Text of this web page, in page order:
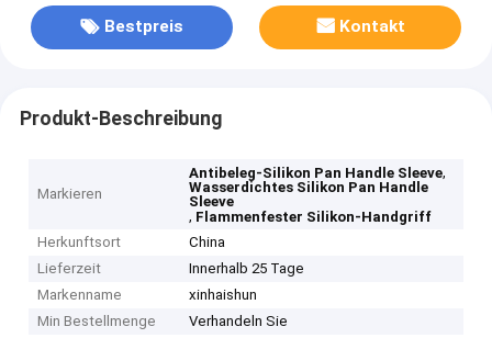
Bestpreis Kontakt
Produkt-Beschreibung
Markieren
Antibeleg-Silikon Pan Handle Sleeve,
Wasserdichtes Silikon Pan Handle
Sleeve
, Flammenfester Silikon-Handgriff
Herkunftsort
China
Lieferzeit
Innerhalb 25 Tage
Markenname
xinhaishun
Min Bestellmenge
Verhandeln Sie